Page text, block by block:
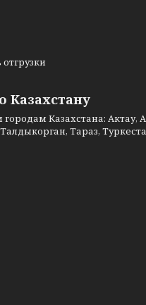
Казахстану
Казахстана: Актау,
Тараз,